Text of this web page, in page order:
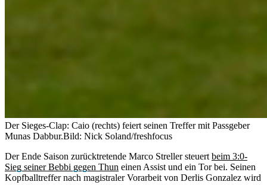
Der Sieges-Clap: Caio (rechts) feiert seinen Treffer mit Passgeber
Munas Dabbur.Bild: Nick Soland/freshfocus
Der Ende Saison zurücktretende Marco Streller steuert beim 3:0-
Sieg seiner Bebbi gegen Thun einen Assist und ein Tor bei. Seinen
Kopfballtreffer nach magistraler Vorarbeit von Derlis Gonzalez wird